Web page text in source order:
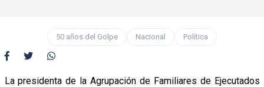
50 años del Golpe Nacional Política
La presidenta de la Agrupación de Familiares de Ejecutados